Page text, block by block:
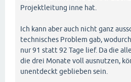
Projektleitung inne hat.
Ich kann aber auch nicht ganz
technisches Problem gab,
nur 91 statt 92 Tage lief. Da die
die drei Monate voll ausnutzen,
unentdeckt geblieben sein.